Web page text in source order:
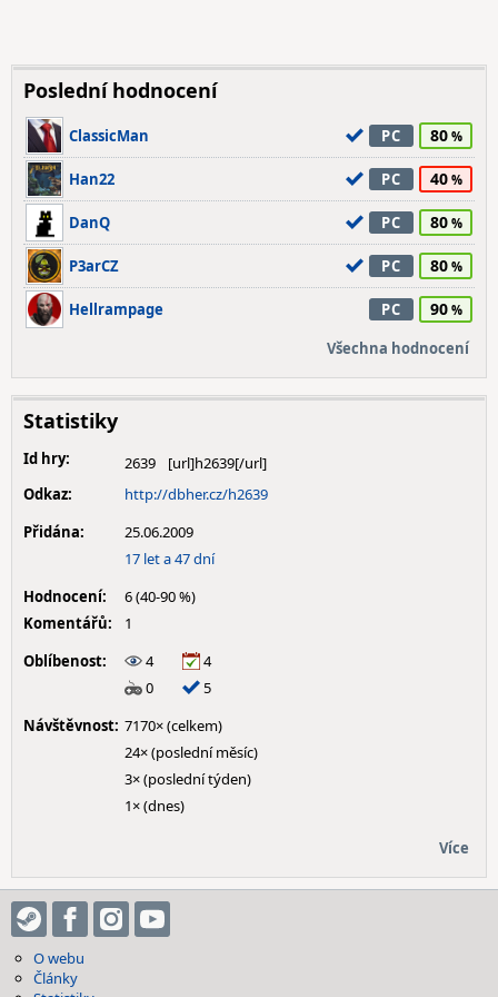
Poslední hodnocení
ClassicMan PC 80
Han22 PC 40
DanQ PC 80
P3arCZ PC 80
Hellrampage PC 90
Všechna hodnocení
Statistiky
Id hry:
2639
Odkaz:
http://dbher.cz/h2639
Přidána:
25.06.2009
17 let a 47 dní
Hodnocení:
6 (40-90 %)
Komentářů:
1
Oblíbenost:
4
4
0
5
Návštěvnost: 7170× (celkem)
24× (poslední měsíc)
3× (poslední týden)
1× (dnes)
Více
O webu
Články